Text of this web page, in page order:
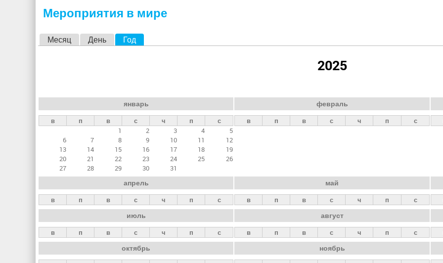
Мероприятия в мире
н
ы
е
а
д
к
и
Месяц День Год
2025
январь
в п в с ч п
с
1
2 3 4
5
6
7 8 9 10 11
12
13
14 15 16 17 18
19
20
21 22 23 24 25
26
27
28 29 30 31
февраль
в п в с ч п с
апрель
в п в с ч п с
май
в п в с ч п с
июль
в п в с ч п с
август
в п в с ч п с
октябрь ноябрь